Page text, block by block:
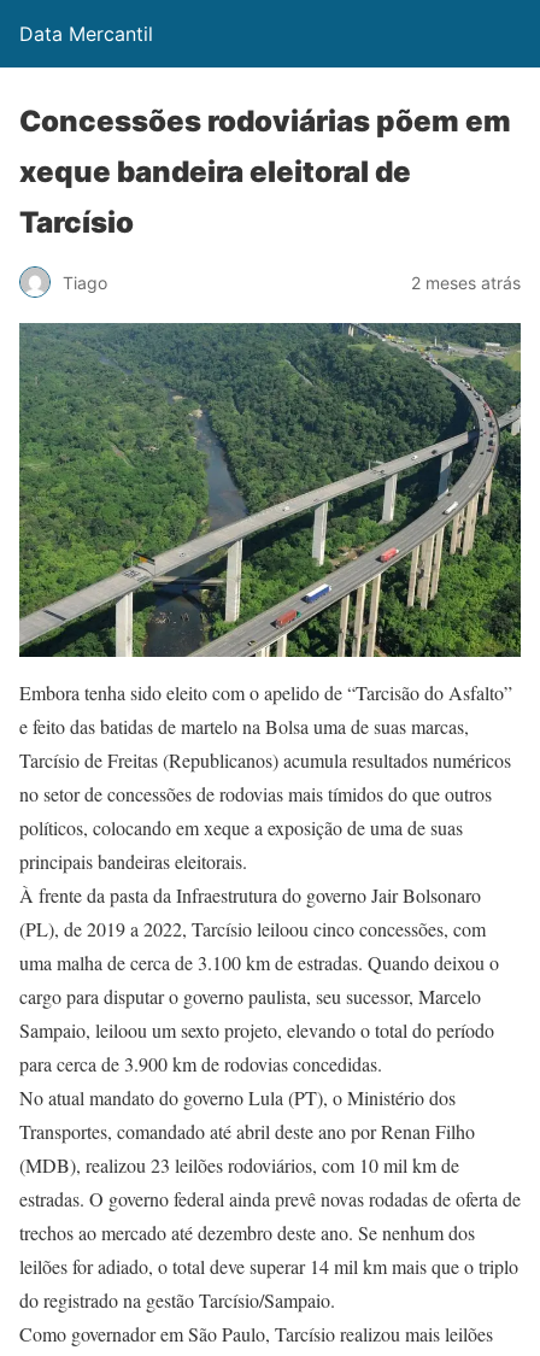
Data Mercantil
Concessões rodoviárias põem em
xeque bandeira eleitoral de
Tarcísio
Tiago 2 meses atrás
Embora tenha sido eleito com o apelido de “Tarcisão do Asfalto”
e feito das batidas de martelo na Bolsa uma de suas marcas,
Tarcísio de Freitas (Republicanos) acumula resultados numéricos
no setor de concessões de rodovias mais tímidos do que outros
políticos, colocando em xeque a exposição de uma de suas
principais bandeiras eleitorais.
À frente da pasta da Infraestrutura do governo Jair Bolsonaro
(PL), de 2019 a 2022, Tarcísio leiloou cinco concessões, com
uma malha de cerca de 3.100 km de estradas. Quando deixou o
cargo para disputar o governo paulista, seu sucessor, Marcelo
Sampaio, leiloou um sexto projeto, elevando o total do período
para cerca de 3.900 km de rodovias concedidas.
No atual mandato do governo Lula (PT), o Ministério dos
Transportes, comandado até abril deste ano por Renan Filho
(MDB), realizou 23 leilões rodoviários, com 10 mil km de
estradas. O governo federal ainda prevê novas rodadas de oferta de
trechos ao mercado até dezembro deste ano. Se nenhum dos
leilões for adiado, o total deve superar 14 mil km mais que o triplo
do registrado na gestão Tarcísio/Sampaio.
Como governador em São Paulo, Tarcísio realizou mais leilões